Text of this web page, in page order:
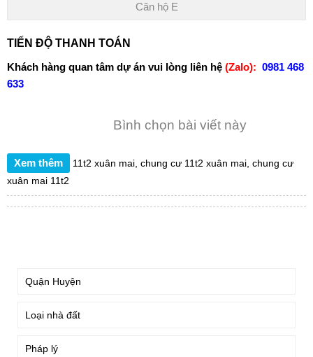
Căn hộ E
TIẾN ĐỘ THANH TOÁN
Khách hàng quan tâm dự án vui lòng liên hệ (Zalo): 0981 468
633
Bình chọn bài viết này
Xem thêm 11t2 xuân mai, chung cư 11t2 xuân mai, chung cư
xuân mai 11t2